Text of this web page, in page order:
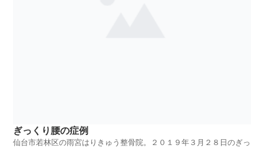
ぎっくり腰の症例
仙台市若林区の雨宮はりきゅう整骨院。２０１９年３月２８日のぎっ